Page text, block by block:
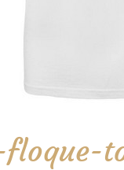
floque-